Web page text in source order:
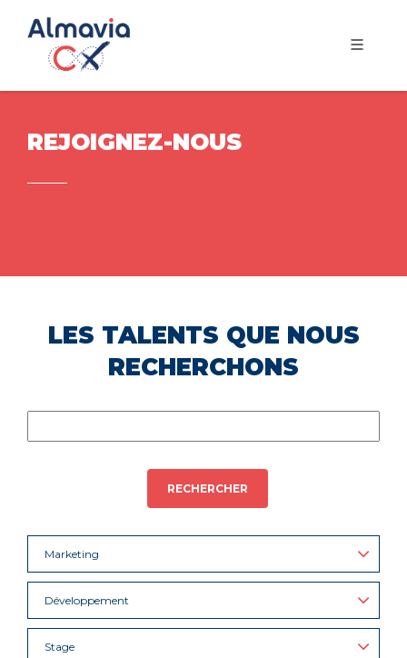
REJOIGNEZ-NOUS
LES TALENTS QUE NOUS
RECHERCHONS
RECHERCHER
Marketing
Développement
Stage